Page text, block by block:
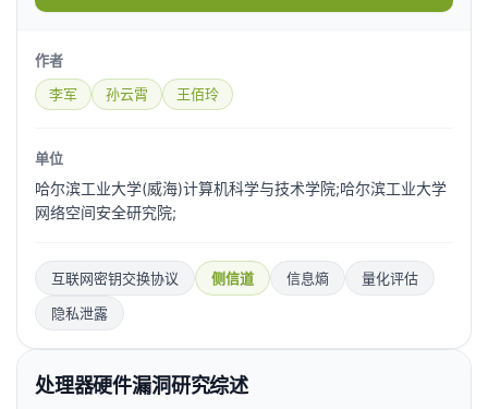
作者
李军
孙云霄 王佰玲
单位
哈尔滨工业大学(威海)计算机科学与技术学院;哈尔滨工业大学
网络空间安全研究院;
互联网密钥交换协议 侧信道 信息熵
量化评估
隐私泄露
处理器硬件漏洞研究综述